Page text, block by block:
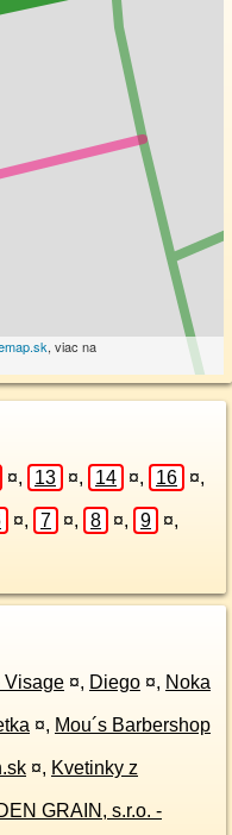
, viac na
¤, 13 ¤, 14 ¤, 16 ¤,
¤, 7 ¤, 8 ¤, 9 ¤,
Visage ¤, Diego ¤, Noka
¤, Mou´s Barbershop
¤, Kvetinky z
GRAIN, s.r.o. -